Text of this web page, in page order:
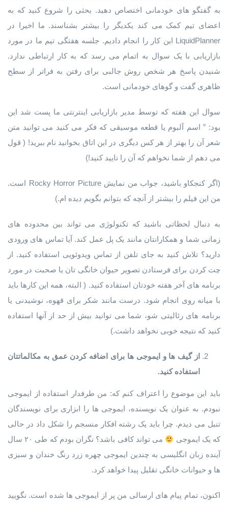
به گفتگو های خودمانی اختصاص دهید. بحثی را شروع کنید که به
اعضای تیم کمک می کند یکدیگر را بیشتر بشناسند. ما اخیرا در
LiquidPlanner این کار را انجام دادیم. جلسه هفتگی تیم ما در مورد
بازاریابی با یک سوال به اتمام می رسد که به کار ارتباطی ندارد.
شنیدن پاسخ هر شخص روش جالبی برای رفتن به فراتر از سطح
ظاهری گفت و گوهای خودمانی است.
سوال این هفته که توسط مدیر بازاریابی اینترنتی ما پست شد این
بود: ” اسم آلبوم یا قطعه موسیقی که فکر می کنید می توانید متن
شعر آن را بهتر از هر کس دیگری در این اتاق بخوانید نام ببرید! ( قول
می دهم از شما نخواهم که آن را تایید کنید!)
(اگر کنجکاو باشید، جواب من نمایش Rocky Horror Picture است.
من این فیلم را بیشتر از آنچه که بتوانم بگویم دیده ام.)
به دنبال لحظاتی باشید که تکنولوژی می تواند بین محدوده های
زمانی شما و همکارانتان مانند یک پل عمل کند. آیا تماس های ورودی
دارید؟ تلاش کنید به جای تلفن از تماس ویدوئویی استفاده کنید. از
چت کردن برای فرستادن تصویر حیوان خانگی تان یا صحبت در مورد
برنامه های آخر هفته خودتان استفاده کنید. ( البته، همه این کارها باید
با میانه روی انجام شود. درست مانند شکر برای قهوه، نوشیدنی یا
برنامه های رئالیتی شو، شما می توانید بیش از حد از آنها استفاده
کنید که نتیجه خوبی نخواهد داشت.)
از گیف ها و ایموجی ها برای اضافه کردن عمق به مکالماتتان
استفاده کنید.
باید این موضوع را اعتراف کنم که: من طرفدار استفاده از ایموجی
نبودم. به عنوان یک نویسنده، ایموجی ها را ابزاری برای نویسندگان
تنبل می دیدم. چرا باید یک رشته افکار منسجم را شکل داد در حالی
که یک ایموجی
می تواند کافی باشد؟ نگران بودم که طی ۲۰ سال
آینده زبان انگلیسی به چندین ایموجی چهره زرد رنگ خندان و سبزی
ها و حیوانات خانگی تقلیل پیدا خواهد کرد.
اکنون، تمام پیام های ارسالی من پر از ایموجی ها شده است. نگویید